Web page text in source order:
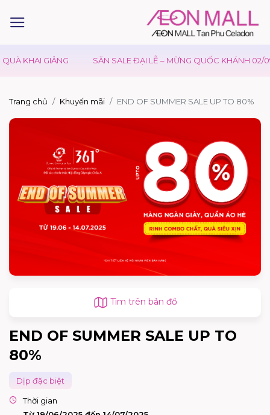
KHAI GIẢNG SĂN SALE ĐẠI LỄ – MỪNG QUỐC KHÁNH 02/09
Trang chủ Khuyến mãi END OF SUMMER SALE UP TO 80%
Tìm trên bản đồ
END OF SUMMER SALE UP TO
80%
Dịp đặc biệt
Thời gian